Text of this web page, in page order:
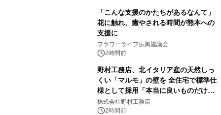
「こんな支援のかたちがあるなんて」
花に触れ、癒やされる時間が熊本への
支援に
フラワーライフ振興協議会
2時間前
野村工務店、北イタリア産の天然しっ
くい「マルモ」の壁を 全住宅で標準仕
様として採用「本当に良いものだけに
こだわる」
株式会社野村工務店
2時間前